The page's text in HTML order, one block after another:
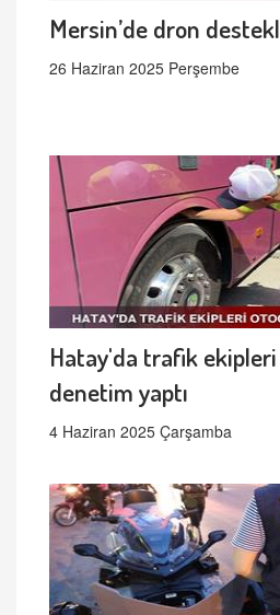
Mersin’de dron
26 Haziran 2025 Perşembe
Hatay'da trafik
denetim yaptı
4 Haziran 2025 Çarşamba